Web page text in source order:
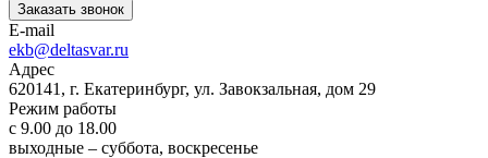
Заказать звонок
E-mail
ekb@deltasvar.ru
Адрес
620141, г. Екатеринбург, ул. Завокзальная, дом 29
Режим работы
с 9.00 до 18.00
выходные – суббота, воскресенье